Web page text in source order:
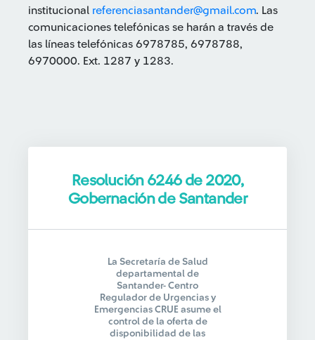
institucional referenciasantander@gmail.com. Las
comunicaciones telefónicas se harán a través de
las líneas telefónicas 6978785, 6978788,
6970000. Ext. 1287 y 1283.
Resolución 6246 de 2020,
Gobernación de Santander
La Secretaría de Salud
departamental de
Santander- Centro
Regulador de Urgencias y
Emergencias CRUE asume el
control de la oferta de
disponibilidad de las